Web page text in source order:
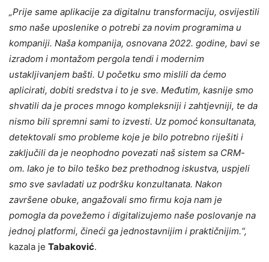
„Prije same aplikacije za digitalnu transformaciju, osvijestili
smo naše uposlenike o potrebi za novim programima u
kompaniji. Naša kompanija, osnovana 2022. godine, bavi se
izradom i montažom pergola tendi i modernim
ustakljivanjem bašti. U početku smo mislili da ćemo
aplicirati, dobiti sredstva i to je sve. Međutim, kasnije smo
shvatili da je proces mnogo kompleksniji i zahtjevniji, te da
nismo bili spremni sami to izvesti. Uz pomoć konsultanata,
detektovali smo probleme koje je bilo potrebno riješiti i
zaključili da je neophodno povezati naš sistem sa CRM-
om. Iako je to bilo teško bez prethodnog iskustva, uspjeli
smo sve savladati uz podršku konzultanata. Nakon
završene obuke, angažovali smo firmu koja nam je
pomogla da povežemo i digitalizujemo naše poslovanje na
jednoj platformi, čineći ga jednostavnijim i praktičnijim.“,
kazala je Tabaković.